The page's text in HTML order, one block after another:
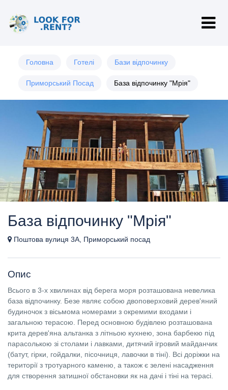
Головна Готелі Бази відпочинку
Приморський Посад База відпочинку "Мрія"
База відпочинку "Мрія"
Поштова вулиця 3А, Приморський посад
Опис
Всього в 3-х хвилинах від берега моря розташована невелика
база відпочинку. Безе являє собою двоповерховий дерев'яний
будиночок з вісьмома номерами з окремими входами і
загальною терасою. Перед основною будівлею розташована
крита дерев'яна альтанка з літньою кухнею, зона барбекю під
парасолькою зі столами і лавками, дитячий ігровий майданчик
(батут, гірки, гойдалки, пісочниця, лавочки в тіні). Всі доріжки на
території з тротуарного каменю, а також є зелені насадження
для створення затишної обстановки як на дачі і тіні на терасі.